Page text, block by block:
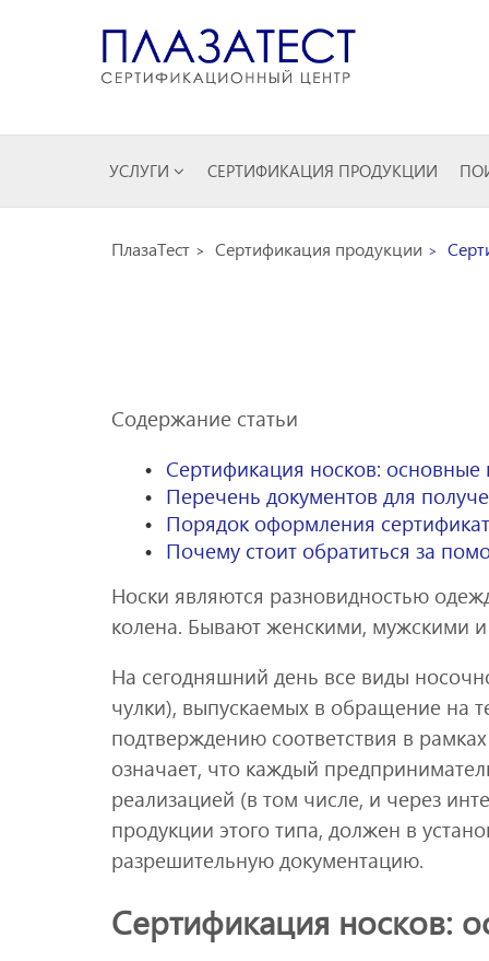
УСЛУГИ СЕРТИФИКАЦИЯ ПРОДУКЦИИ
ПлазаТест Сертификация продукции
Содержание статьи
Сертификация носков:
Перечень документов для
Порядок оформления
Почему стоит обратиться за
Носки являются разновидностью
колена. Бывают женскими, мужскими
На сегодняшний день все виды
чулки), выпускаемых в обращение на
подтверждению соответствия в
означает, что каждый
реализацией (в том числе, и через
продукции этого типа, должен в
разрешительную документацию.
Сертификация носков: